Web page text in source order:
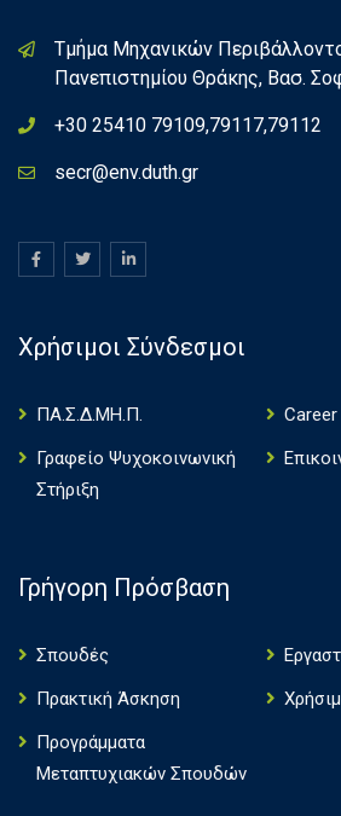
Τμήμα Μηχανικών
Πανεπιστημίου Θράκης, Βασ.
+30 25410 79109,79117,79112
secr@env.duth.gr
Χρήσιμοι Σύνδεσμοι
ΠΑ.Σ.Δ.ΜΗ.Π.
Γραφείο Ψυχοκοινωνική
Στήριξη
Γρήγορη Πρόσβαση
Σπουδές
Πρακτική Άσκηση
Πρoγράμματα
Μεταπτυχιακών Σπουδών